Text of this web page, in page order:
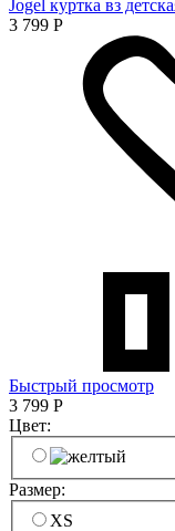
Jogel куртка вз
3 799 Р
Быстрый просмотр
3 799 Р
Цвет:
Размер:
XS